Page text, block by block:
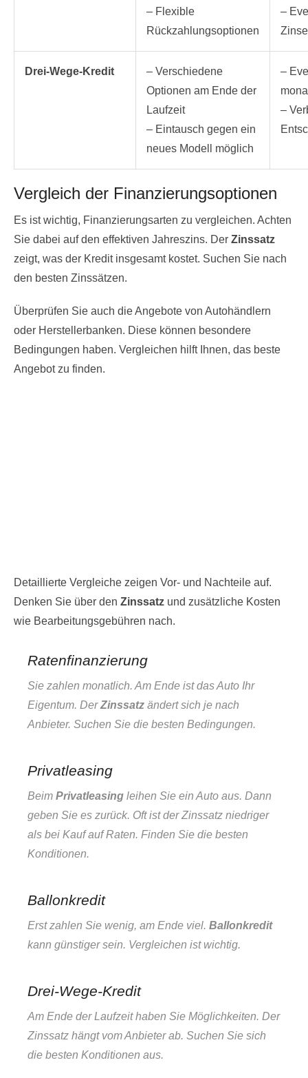
– Flexible
Rückzahlungsoptionen
–
Drei-Wege-Kredit
– Verschiedene
Optionen am Ende der
Laufzeit
– Eintausch gegen ein
neues Modell möglich
–
–
Vergleich der Finanzierungsoptionen
Es ist wichtig, Finanzierungsarten zu vergleichen. Achten
Sie dabei auf den effektiven Jahreszins. Der Zinssatz
zeigt, was der Kredit insgesamt kostet. Suchen Sie nach
den besten Zinssätzen.
Überprüfen Sie auch die Angebote von Autohändlern
oder Herstellerbanken. Diese können besondere
Bedingungen haben. Vergleichen hilft Ihnen, das beste
Angebot zu finden.
Detaillierte Vergleiche zeigen Vor- und Nachteile auf.
Denken Sie über den Zinssatz und zusätzliche Kosten
wie Bearbeitungsgebühren nach.
Ratenfinanzierung
Sie zahlen monatlich. Am Ende ist das Auto Ihr
Eigentum. DerZinssatz ändert sich je nach
Anbieter. Suchen Sie die besten Bedingungen.
Privatleasing
Beim Privatleasing leihen Sie ein Auto aus. Dann
geben Sie es zurück. Oft ist der Zinssatz niedriger
als bei Kauf auf Raten. Finden Sie die besten
Konditionen.
Ballonkredit
Erst zahlen Sie wenig, am Ende viel. Ballonkredit
kann günstiger sein. Vergleichen ist wichtig.
Drei-Wege-Kredit
Am Ende der Laufzeit haben Sie Möglichkeiten. Der
Zinssatz hängt vom Anbieter ab. Suchen Sie sich
die besten Konditionen aus.